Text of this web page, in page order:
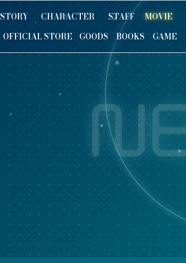
STORY CHARACTER STAFF MOVIE
OFFICIAL STORE GOODS BOOKS GAME